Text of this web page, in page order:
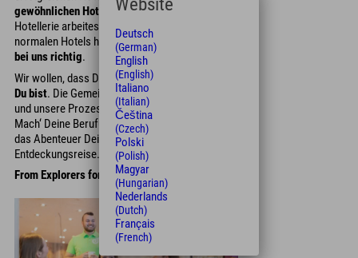
gewöhnlichen Hotel Jobs. Wenn Du gerne in der
Hotellerie arbeitest, aber die Konventionen eines
normalen Hotels hinter Dir lassen willst,
bei uns richtig.
Wir wollen, dass Du Dich einbringst,
Du bist. Die Gemeinschaft der Explorer Buddies
und unsere Prozesse geben Dir Sicherheit.
Mach‘ Deine Berufung zu Deinem Job. Starte
das Abenteuer Deiner beruflichen
Entdeckungsreise.
From Explorers for Explorers
Deutsch
(German)
English
(English)
Italiano
(Italian)
Čeština
(Czech)
Polski
(Polish)
Magyar
(Hungarian)
Nederlands
(Dutch)
Français
(French)